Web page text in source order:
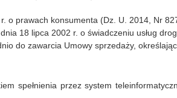
o prawach konsumenta (Dz. U. 2014, Nr
18 lipca 2002 r. o świadczeniu usług
do zawarcia Umowy sprzedaży,
spełnienia przez system